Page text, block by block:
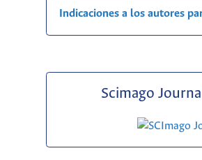
Indicaciones a los autores
Scimago